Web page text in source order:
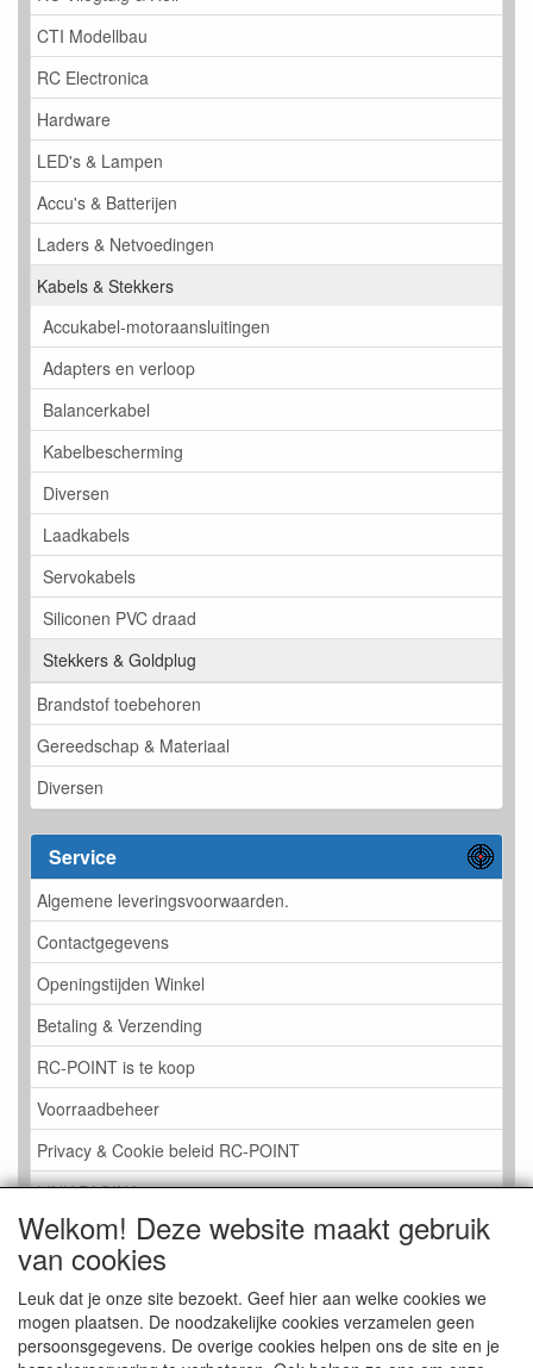
CTI Modellbau
RC Electronica
Hardware
LED's & Lampen
Accu's & Batterijen
Laders & Netvoedingen
Kabels & Stekkers
Accukabel-motoraansluitingen
Adapters en verloop
Balancerkabel
Kabelbescherming
Diversen
Laadkabels
Servokabels
Siliconen PVC draad
Stekkers & Goldplug
Brandstof toebehoren
Gereedschap & Materiaal
Diversen
Service
Algemene leveringsvoorwaarden.
Contactgegevens
Openingstijden Winkel
Betaling & Verzending
RC-POINT is te koop
Voorraadbeheer
Privacy & Cookie beleid RC-POINT
LINK PAGINA
Gastenboek RC-POINT
Kijkje in de Winkel
Welkom! Deze website maakt gebruik
van cookies
Leuk dat je onze site bezoekt. Geef hier aan welke cookies we
mogen plaatsen. De noodzakelijke cookies verzamelen geen
persoonsgegevens. De overige cookies helpen ons de site en je